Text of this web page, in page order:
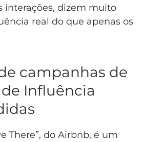
interações, dizem muito
real do que apenas os
campanhas de
Influência
There”, do Airbnb, é um